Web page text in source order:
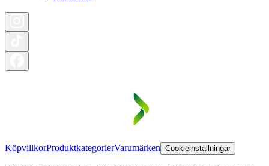
KöpvillkorProduktkategorierVarumärken Cookieinställningar